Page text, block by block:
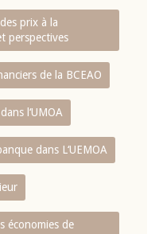
prix à la
perspectives
de la BCEAO
l‘UMOA
dans L‘UEMOA
économies de